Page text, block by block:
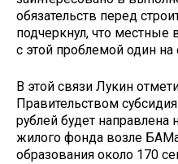
обязательств перед
подчеркнул, что местные
с этой проблемой один на
В этой связи Лукин
Правительством
рублей будет направлена
жилого фонда возле
образования около 170